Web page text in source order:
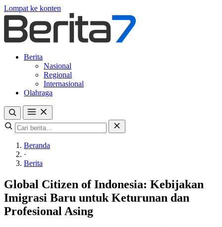
Lompat ke konten
Berita
Nasional
Regional
Internasional
Olahraga
Beranda
·
Berita
Global Citizen of Indonesia: Kebijakan
Imigrasi Baru untuk Keturunan dan
Profesional Asing